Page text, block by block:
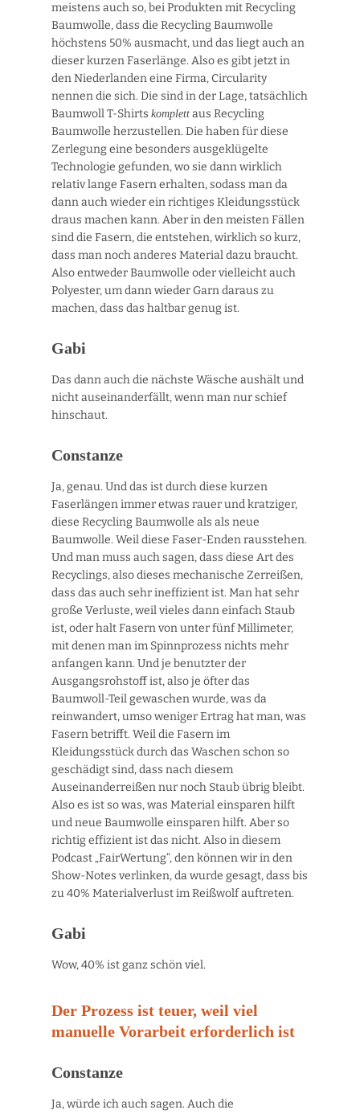
meistens auch so, bei Produkten mit Recycling
Baumwolle, dass die Recycling Baumwolle
höchstens 50% ausmacht, und das liegt auch an
dieser kurzen Faserlänge. Also es gibt jetzt in
den Niederlanden eine Firma, Circularity
nennen die sich. Die sind in der Lage, tatsächlich
Baumwoll T-Shirts komplett aus Recycling
Baumwolle herzustellen. Die haben für diese
Zerlegung eine besonders ausgeklügelte
Technologie gefunden, wo sie dann wirklich
relativ lange Fasern erhalten, sodass man da
dann auch wieder ein richtiges Kleidungsstück
draus machen kann. Aber in den meisten Fällen
sind die Fasern, die entstehen, wirklich so kurz,
dass man noch anderes Material dazu braucht.
Also entweder Baumwolle oder vielleicht auch
Polyester, um dann wieder Garn daraus zu
machen, dass das haltbar genug ist.
Gabi
Das dann auch die nächste Wäsche aushält und
nicht auseinanderfällt, wenn man nur schief
hinschaut.
Constanze
Ja, genau. Und das ist durch diese kurzen
Faserlängen immer etwas rauer und kratziger,
diese Recycling Baumwolle als als neue
Baumwolle. Weil diese Faser-Enden rausstehen.
Und man muss auch sagen, dass diese Art des
Recyclings, also dieses mechanische Zerreißen,
dass das auch sehr ineffizient ist. Man hat sehr
große Verluste, weil vieles dann einfach Staub
ist, oder halt Fasern von unter fünf Millimeter,
mit denen man im Spinnprozess nichts mehr
anfangen kann. Und je benutzter der
Ausgangsrohstoff ist, also je öfter das
Baumwoll-Teil gewaschen wurde, was da
reinwandert, umso weniger Ertrag hat man, was
Fasern betrifft. Weil die Fasern im
Kleidungsstück durch das Waschen schon so
geschädigt sind, dass nach diesem
Auseinanderreißen nur noch Staub übrig bleibt.
Also es ist so was, was Material einsparen hilft
und neue Baumwolle einsparen hilft. Aber so
richtig effizient ist das nicht. Also in diesem
Podcast „FairWertung“, den können wir in den
Show-Notes verlinken, da wurde gesagt, dass bis
zu 40% Materialverlust im Reißwolf auftreten.
Gabi
Wow, 40% ist ganz schön viel.
Der Prozess ist teuer, weil viel
manuelle Vorarbeit erforderlich ist
Constanze
Ja, würde ich auch sagen. Auch die